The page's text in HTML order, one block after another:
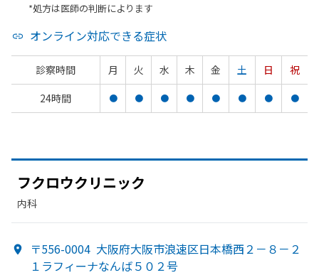
*処方は医師の判断によります
オンライン対応できる症状
診察時間 月 火 水 木 金 土 日
祝
24時間
● ● ● ● ● ● ● ●
フクロウクリニック
内科
〒556-0004 大阪府大阪市浪速区日本橋西２－８－２
１ラフィーナなんば５０２号